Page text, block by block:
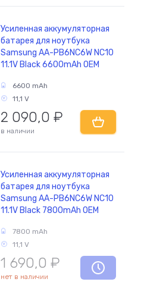
Усиленная аккумуляторная
батарея для ноутбука
Samsung AA-PB6NC6W NC10
11.1V Black 6600mAh OEM
6600 mAh
11,1 V
2 090,0 ₽
в наличии
Усиленная аккумуляторная
батарея для ноутбука
Samsung AA-PB6NC6W NC10
11.1V Black 7800mAh OEM
7800 mAh
11,1 V
1 690,0 ₽
нет в наличии